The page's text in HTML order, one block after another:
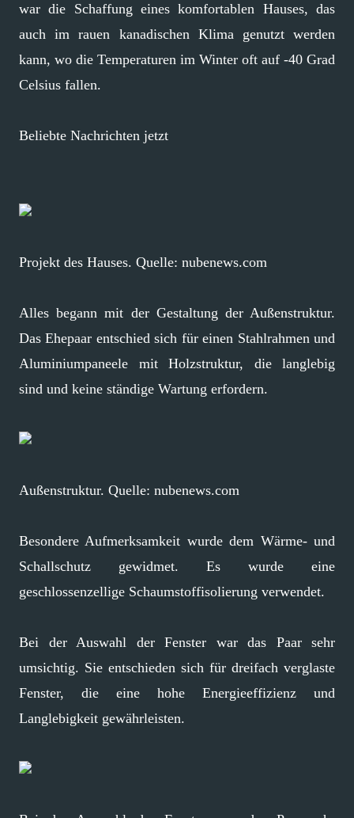
war die Schaffung eines komfortablen Hauses, das
auch im rauen kanadischen Klima genutzt werden
kann, wo die Temperaturen im Winter oft auf -40 Grad
Celsius fallen.
Beliebte Nachrichten jetzt
Projekt des Hauses. Quelle: nubenews.com
Alles begann mit der Gestaltung der Außenstruktur.
Das Ehepaar entschied sich für einen Stahlrahmen und
Aluminiumpaneele mit Holzstruktur, die langlebig
sind und keine ständige Wartung erfordern.
Außenstruktur. Quelle: nubenews.com
Besondere Aufmerksamkeit wurde dem Wärme- und
Schallschutz gewidmet. Es wurde eine
geschlossenzellige Schaumstoffisolierung verwendet.
Bei der Auswahl der Fenster war das Paar sehr
umsichtig. Sie entschieden sich für dreifach verglaste
Fenster, die eine hohe Energieeffizienz und
Langlebigkeit gewährleisten.